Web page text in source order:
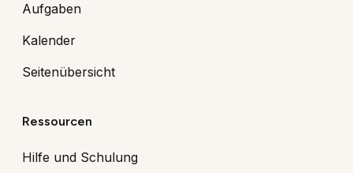
Aufgaben
Kalender
Seitenübersicht
Ressourcen
Hilfe und Schulung